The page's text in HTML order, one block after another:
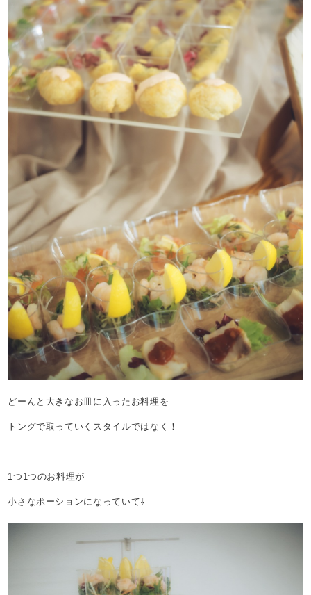
どーんと大きなお皿に入ったお料理を
トングで取っていくスタイルではなく！
1つ1つのお料理が
小さなポーションになっていて⇩